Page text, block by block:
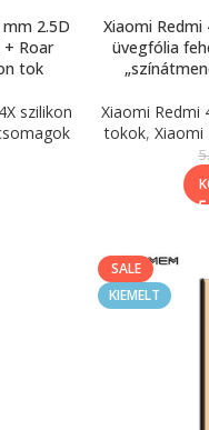
2.5D
Roar
tok
szilikon
Xiaomi Redmi
üvegfólia
Xiaomi Redmi
tokok, Xiaomi
SALE
KIEMELT